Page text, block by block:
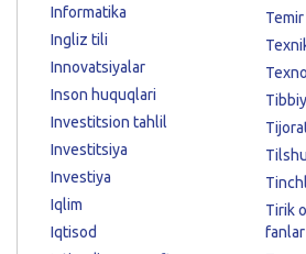
Informatika
Ingliz tili
Innovatsiyalar
Inson huquqlari
Investitsion tahlil
Investitsiya
Investiya
Iqlim
Iqtisod
Tirik
fanlar